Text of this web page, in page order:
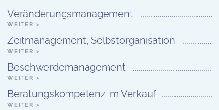
Veränderungsmanagement
WEITER >
Zeitmanagement, Selbstorganisation
WEITER >
Beschwerdemanagement
WEITER >
Beratungskompetenz im Verkauf
WEITER >